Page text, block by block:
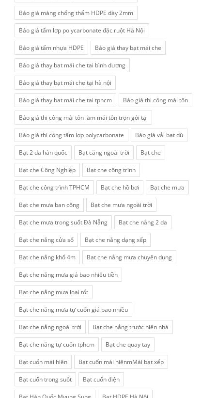
Báo giá màng chống thấm HDPE dày 2mm
Báo giá tấm lợp polycarbonate đặc ruột Hà Nội
Báo giá tấm nhựa HDPE Báo giá thay bạt mái che
Báo giá thay bạt mái che tại bình dương
Báo giá thay bạt mái che tại hà nội
Báo giá thay bạt mái che tại tphcm Báo giá thi công mái tôn
Báo giá thi công mái tôn làm mái tôn trọn gói tại
Báo giá thi công tấm lợp polycarbonate Báo giá vải bạt dù
Bạt 2 da hàn quốc Bạt căng ngoài trời Bạt che
Bạt che Công Nghiệp Bạt che công trình
Bạt che công trình TPHCM Bạt che hồ bơi Bạt che mưa
Bạt che mưa ban công Bạt che mưa ngoài trời
Bạt che mưa trong suốt Đà Nẵng Bạt che nắng 2 da
Bạt che nắng cửa sổ Bạt che nắng dạng xếp
Bạt che nắng khổ 4m Bạt che nắng mưa chuyên dụng
Bạt che nắng mưa giá bao nhiêu tiền
Bạt che nắng mưa loại tốt
Bạt che nắng mưa tự cuốn giá bao nhiều
Bạt che nắng ngoài trời Bạt che nắng trước hiên nhà
Bạt che nắng tự cuốn tphcm Bạt che quay tay
Bạt cuốn mái hiên Bạt cuốn mái hiênmMái bạt xếp
Bạt cuốn trong suốt Bạt cuốn điện